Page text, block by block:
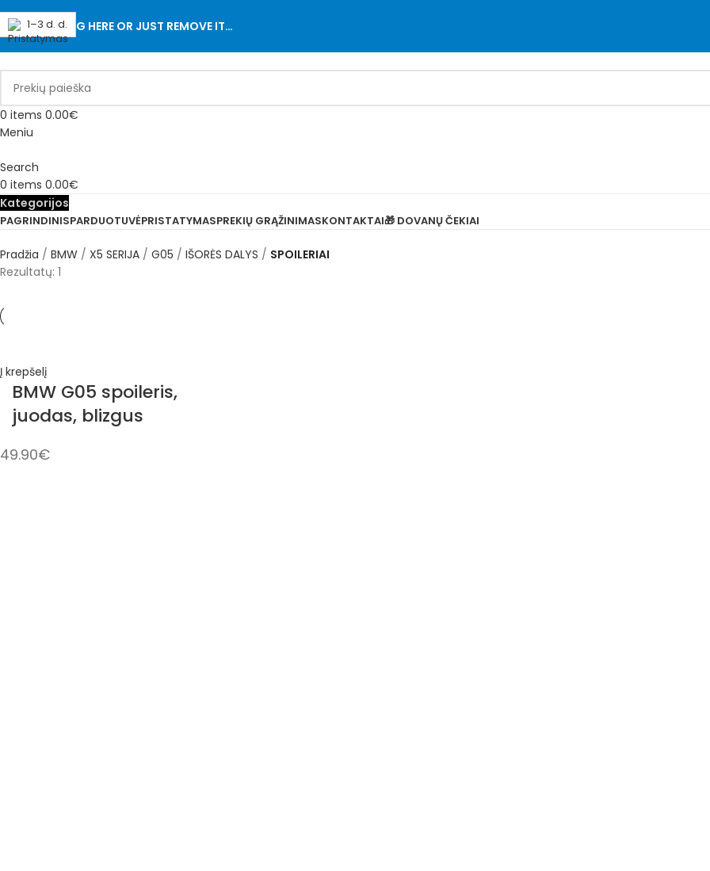
ADD ANYTHING HERE OR JUST REMOVE IT…
0 items 0.00€
Meniu
Search
0 items 0.00€
Kategorijos
PAGRINDINISPARDUOTUVĖPRISTATYMASPREKIŲ GRĄŽINIMASKONTAKTAI🎁 DOVANŲ ČEKIAI
Pradžia BMW X5 SERIJA G05 IŠORĖS DALYS
SPOILERIAI
Rezultatų: 1
1–3 d. d.
Į krepšelį
BMW G05 spoileris,
juodas, blizgus
49.90€